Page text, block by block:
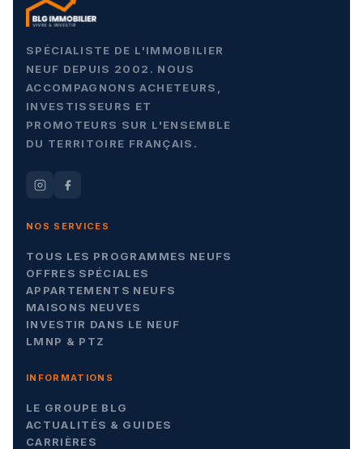
SPÉCIALISTE DE L'IMMOBILIER
NEUF DEPUIS 2002. NOUS
ACCOMPAGNONS ACHETEURS,
INVESTISSEURS ET
PROMOTEURS SUR L'ENSEMBLE
DU TERRITOIRE FRANÇAIS.
NOS SERVICES
TOUS LES PROGRAMMES NEUFS
OFFRES SPÉCIALES
APPARTEMENTS NEUFS
MAISONS NEUVES
INVESTIR DANS LE NEUF
LMNP & PTZ
INFORMATIONS
LE GROUPE BLG
ACTUALITÉS & GUIDES
CARRIÈRES